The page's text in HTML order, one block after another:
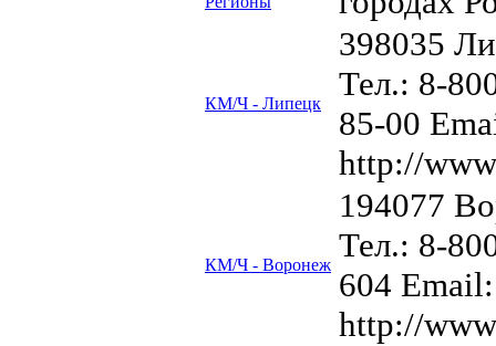
КМ/Ч - Липецк
398035
Тел.: 8-
85-00
http://
КМ/Ч - Воронеж
194077
Тел.: 8-
604
http://